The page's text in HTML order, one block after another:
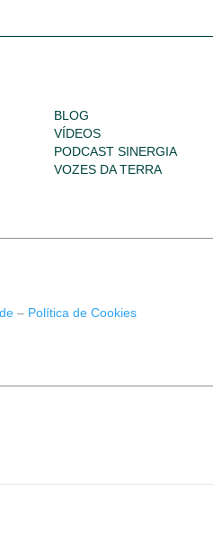
BLOG
VÍDEOS
PODCAST SINERGIA
VOZES DA TERRA
–Política de Cookies